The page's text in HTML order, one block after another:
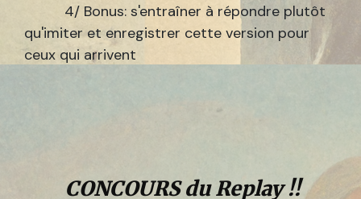
4/ Bonus: s'entraîner à répondre plutôt
qu'imiter et enregistrer cette version pour
ceux qui arrivent
CONCOURS du Replay !!